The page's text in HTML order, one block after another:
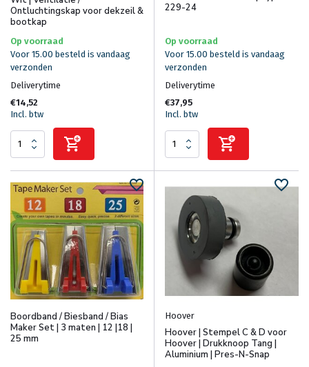
Ontluchtingskap voor dekzeil &
bootkap
Op voorraad
Voor 15.00 besteld is vandaag
verzonden
Deliverytime
€14,52
Incl. btw
229-24
Op voorraad
Voor 15.00 besteld is vandaag
verzonden
Deliverytime
€37,95
Incl. btw
Boordband / Biesband / Bias
Maker Set | 3 maten | 12 |18 |
25 mm
Hoover
Hoover | Stempel C & D voor
Hoover | Drukknoop Tang |
Aluminium | Pres-N-Snap